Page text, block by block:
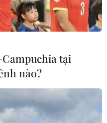
tục gây cản trở
sản
tỉnh, thành phố cần
nghiệp để tháo gỡ
tại
nào?